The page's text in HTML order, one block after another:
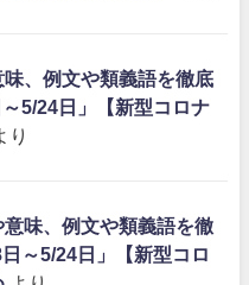
味、例文や類義語を徹底
5/24日」【新型コロナ
り
意味、例文や類義語を徹
～5/24日」【新型コロ